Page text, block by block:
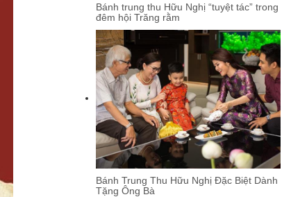
Bánh trung thu Hữu Nghị “tuyệt tác” trong
đêm hội Trăng rằm
Bánh Trung Thu Hữu Nghị Đặc Biệt Dành
Tặng Ông Bà